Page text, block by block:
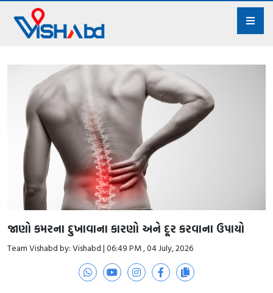
જાણો કમરના દુખાવાના કારણો અને દૂર કરવાના ઉપાયો
Team Vishabd by: Vishabd | 06:49 PM , 04 July, 2026